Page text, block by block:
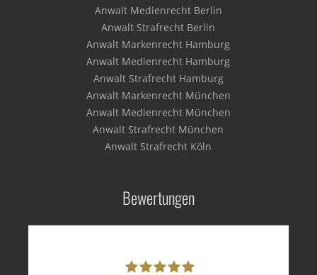
Anwalt Medienrecht Berlin
Anwalt Strafrecht Berlin
Anwalt Markenrecht Hamburg
Anwalt Medienrecht Hamburg
Anwalt Strafrecht Hamburg
Anwalt Markenrecht München
Anwalt Medienrecht München
Anwalt Strafrecht München
Anwalt Strafrecht Köln
Bewertungen